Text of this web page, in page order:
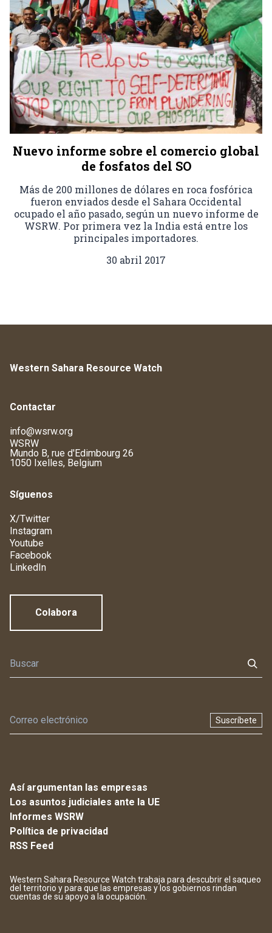
Nuevo informe sobre el comercio global
de fosfatos del SO
Más de 200 millones de dólares en roca fosfórica
fueron enviados desde el Sahara Occidental
ocupado el año pasado, según un nuevo informe de
WSRW. Por primera vez la India está entre los
principales importadores.
30 abril 2017
Western Sahara Resource Watch
Contactar
info@wsrw.org
WSRW
Mundo B, rue d'Edimbourg 26
1050 Ixelles, Belgium
Síguenos
X/Twitter
Instagram
Youtube
Facebook
LinkedIn
Colabora
Suscríbete
Así argumentan las empresas
Los asuntos judiciales ante la UE
Informes WSRW
Política de privacidad
RSS Feed
Western Sahara Resource Watch trabaja para descubrir el saqueo
del territorio y para que las empresas y los gobiernos rindan
cuentas de su apoyo a la ocupación.